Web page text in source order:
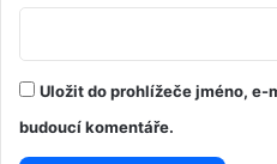
Uložit do prohlížeče jméno, e-
budoucí komentáře.